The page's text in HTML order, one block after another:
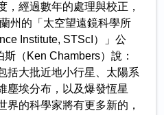
，經過數年的處理與校正，
州的「太空望遠鏡科學所
Institute, STScI）」公
（Ken Chambers）說：
括大批近地小行星、太陽系
塵埃分布，以及爆發恆星
界的科學家將有更多新的，